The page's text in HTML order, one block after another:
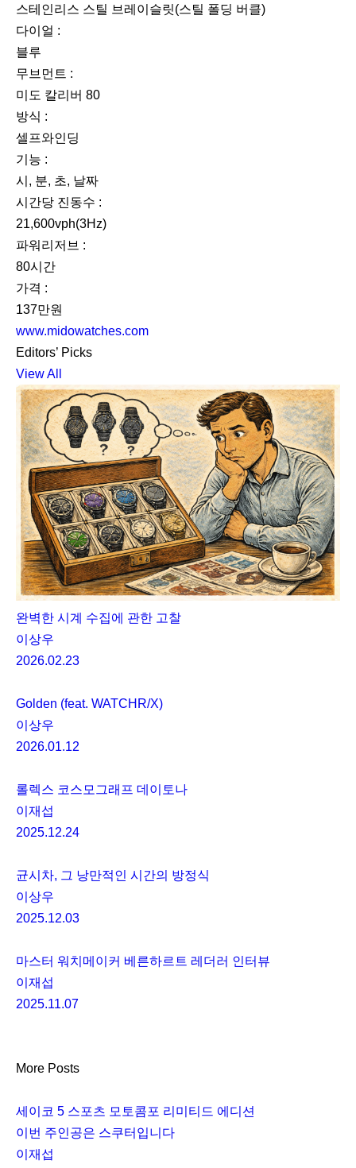
스테인리스 스틸 브레이슬릿(스틸 폴딩 버클)
다이얼 :
블루
무브먼트 :
미도 칼리버 80
방식 :
셀프와인딩
기능 :
시, 분, 초, 날짜
시간당 진동수 :
21,600vph(3Hz)
파워리저브 :
80시간
가격 :
137만원
www.midowatches.com
Editors’ Picks
View All
완벽한 시계 수집에 관한 고찰
이상우
2026.02.23
Golden (feat. WATCHR/X)
이상우
2026.01.12
롤렉스 코스모그래프 데이토나
이재섭
2025.12.24
균시차, 그 낭만적인 시간의 방정식
이상우
2025.12.03
마스터 워치메이커 베른하르트 레더러 인터뷰
이재섭
2025.11.07
More Posts
세이코 5 스포츠 모토콤포 리미티드 에디션
이번 주인공은 스쿠터입니다
이재섭